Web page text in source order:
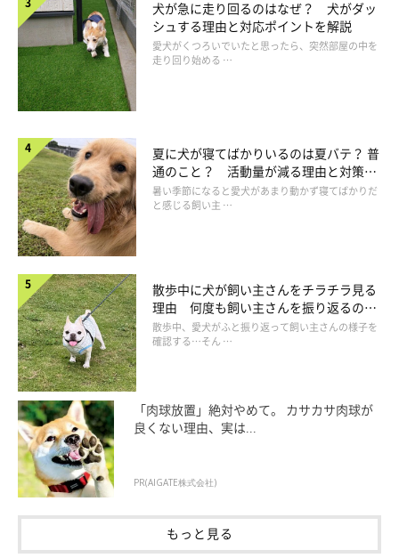
園でいっしょに遊ぼう♪
撮影／平林美紀
通行人が少なく、いつもとはちがう街並みや雰囲気で非日常が味
わえる早朝は、愛犬と親密になるにはオススメの時間帯です。仲
良くなるには、愛犬と「いっしょに楽しむ時間」をもつといいの
で、誰もいない公園を飼い主さんもいっしょに走ったりすると絆
が深まります。週に１～２回だけでいいので、取り入れてみまし
ょう！
犬が急に走り回るのはなぜ？ 犬がダッ
シュする理由と対応ポイントを解説
愛犬がくつろいでいたと思ったら、突然部屋の中を
走り回り始める …
夏に犬が寝てばかりいるのは夏バテ？ 普
通のこと？ 活動量が減る理由と対策と
は
暑い季節になると愛犬があまり動かず寝てばかりだ
と感じる飼い主 …
散歩中に犬が飼い主さんをチラチラ見る
理由 何度も飼い主さんを振り返るのは
なぜ？
散歩中、愛犬がふと振り返って飼い主さんの様子を
確認する…そん …
「肉球放置」絶対やめて。 カサカサ肉球が
良くない理由、実は...
PR(AIGATE株式会社)
もっと見る